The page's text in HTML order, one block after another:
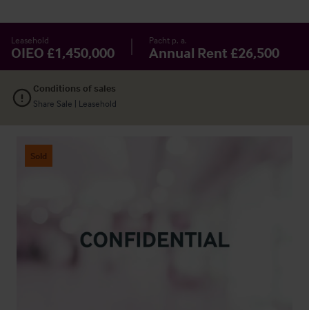
Leasehold
OIEO £1,450,000
Pacht p. a.
Annual Rent £26,500
Conditions of sales
Share Sale | Leasehold
Sold